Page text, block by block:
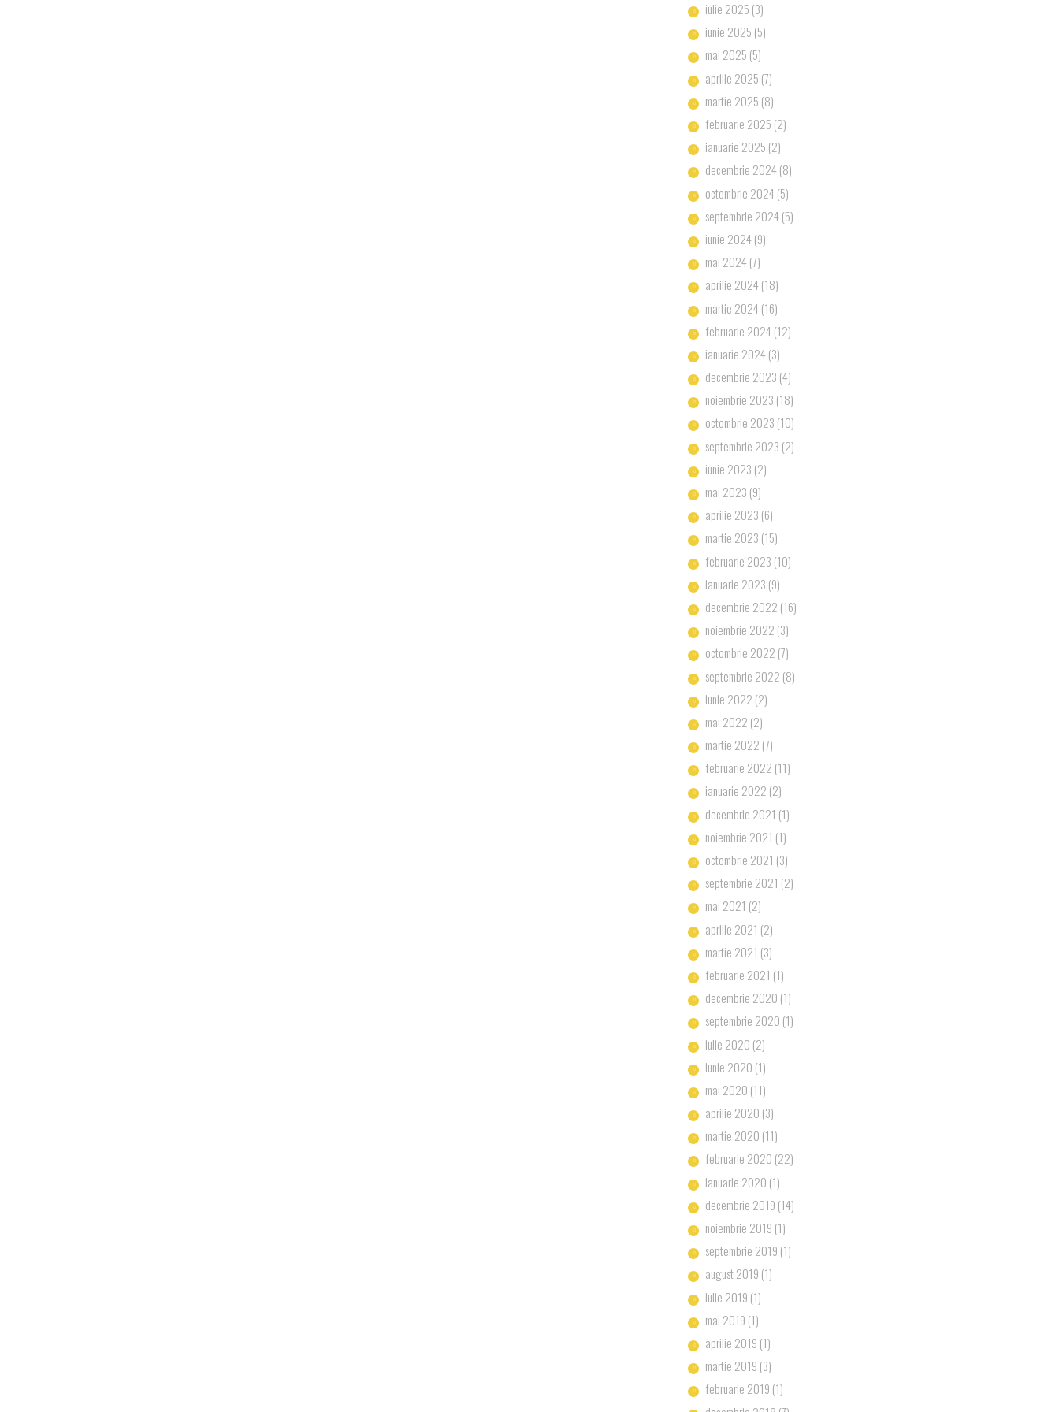
iulie 2025 (3)
iunie 2025 (5)
mai 2025 (5)
aprilie 2025 (7)
martie 2025 (8)
februarie 2025 (2)
ianuarie 2025 (2)
decembrie 2024(8)
octombrie 2024(5)
septembrie 2024(5)
iunie 2024(9)
mai 2024(7)
aprilie 2024(18)
martie 2024(16)
februarie 2024(12)
ianuarie 2024(3)
decembrie 2023 (4)
noiembrie 2023 (18)
octombrie 2023 (10)
septembrie 2023 (2)
iunie 2023 (2)
mai 2023 (9)
aprilie 2023 (6)
martie 2023 (15)
februarie 2023 (10)
ianuarie 2023 (9)
decembrie 2022 (16)
noiembrie 2022 (3)
octombrie 2022 (7)
septembrie 2022 (8)
iunie 2022 (2)
mai 2022 (2)
martie 2022 (7)
februarie 2022 (11)
ianuarie 2022 (2)
decembrie 2021 (1)
noiembrie 2021 (1)
octombrie 2021 (3)
septembrie 2021 (2)
mai 2021 (2)
aprilie 2021 (2)
martie 2021 (3)
februarie 2021 (1)
decembrie 2020 (1)
septembrie 2020 (1)
iulie 2020 (2)
iunie 2020 (1)
mai 2020 (11)
aprilie 2020 (3)
martie 2020 (11)
februarie 2020 (22)
ianuarie 2020 (1)
decembrie 2019 (14)
noiembrie 2019 (1)
septembrie 2019 (1)
august 2019 (1)
iulie 2019 (1)
mai 2019 (1)
aprilie 2019 (1)
martie 2019 (3)
februarie 2019 (1)